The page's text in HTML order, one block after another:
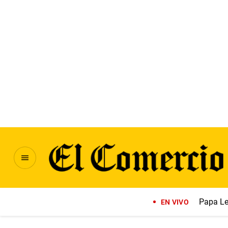
EN VIVO Papa